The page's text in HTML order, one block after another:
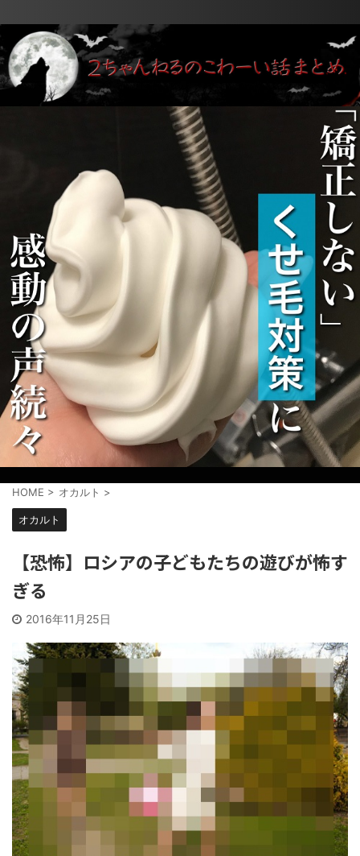
HOME > オカルト >
オカルト
【恐怖】ロシアの子どもたちの遊びが怖す
ぎる
2016年11月25日